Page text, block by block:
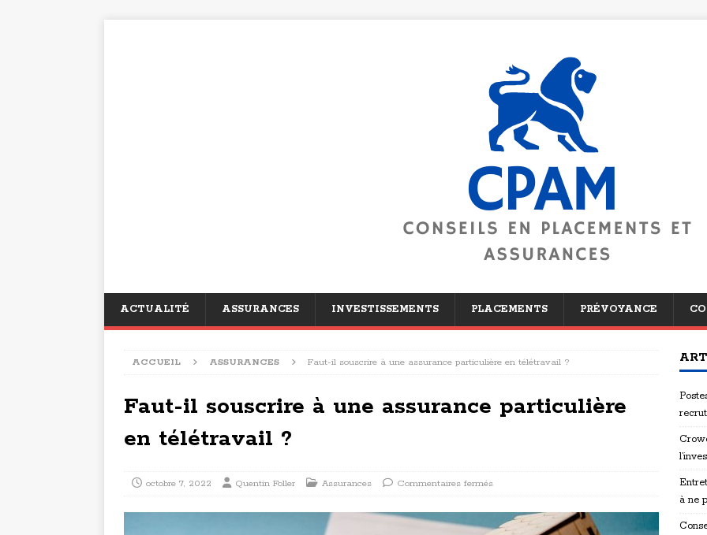
ACTUALITÉ ASSURANCES INVESTISSEMENTS PLACEMENTS PRÉVOYANCE
ACCUEIL ASSURANCES Faut-il souscrire à une assurance particulière en télétravail ?
Faut-il souscrire à une assurance particulière
en télétravail ?
octobre 7, 2022 Quentin Foller Assurances Commentaires fermés
à ne